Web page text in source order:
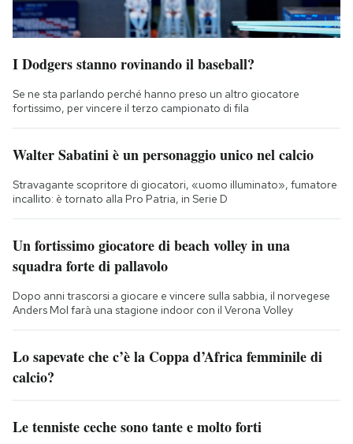
I Dodgers stanno rovinando il baseball?
Se ne sta parlando perché hanno preso un altro giocatore
fortissimo, per vincere il terzo campionato di fila
Walter Sabatini è un personaggio unico nel calcio
Stravagante scopritore di giocatori, «uomo illuminato», fumatore
incallito: è tornato alla Pro Patria, in Serie D
Un fortissimo giocatore di beach volley in una
squadra forte di pallavolo
Dopo anni trascorsi a giocare e vincere sulla sabbia, il norvegese
Anders Mol farà una stagione indoor con il Verona Volley
Lo sapevate che c’è la Coppa d’Africa femminile di
calcio?
Le tenniste ceche sono tante e molto forti